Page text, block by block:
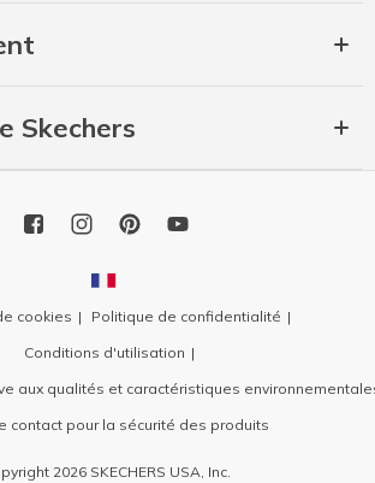
Skechers
cookies
Politique de confidentialité
Conditions d'utilisation
aux qualités et caractéristiques
contact pour la sécurité des produits
2026 SKECHERS USA, Inc.